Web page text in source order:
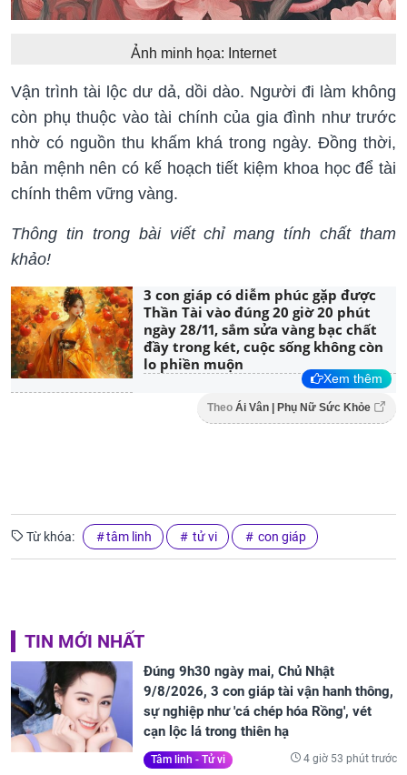
Ảnh minh họa: Internet
Vận trình tài lộc dư dả, dồi dào. Người đi làm không
còn phụ thuộc vào tài chính của gia đình như trước
nhờ có nguồn thu khấm khá trong ngày. Đồng thời,
bản mệnh nên có kế hoạch tiết kiệm khoa học để tài
chính thêm vững vàng.
Thông tin trong bài viết chỉ mang tính chất tham
khảo!
3 con giáp có diễm phúc gặp được
Thần Tài vào đúng 20 giờ 20 phút
ngày 28/11, sắm sửa vàng bạc chất
đầy trong két, cuộc sống không còn
lo phiền muộn
Xem thêm
Theo Ái Vân | Phụ Nữ Sức Khỏe
Từ khóa: tâm linh tử vi con giáp
TIN MỚI NHẤT
Đúng 9h30 ngày mai, Chủ Nhật
9/8/2026, 3 con giáp tài vận hanh thông,
sự nghiệp như 'cá chép hóa Rồng', vét
cạn lộc lá trong thiên hạ
Tâm linh - Tử vi 4 giờ 53 phút trước